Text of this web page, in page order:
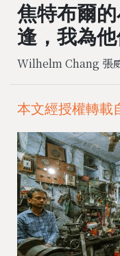
焦特布爾
逢，我為
Wilhelm Chang 張
本文經授權轉載